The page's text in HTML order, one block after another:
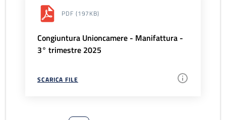
PDF (197KB)
Congiuntura Unioncamere - Manifattura -
3° trimestre 2025
SCARICA FILE